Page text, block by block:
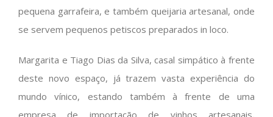
pequena garrafeira, e também queijaria artesanal, onde
se servem pequenos petiscos preparados in loco.
Margarita e Tiago Dias da Silva, casal simpático à frente
deste novo espaço, já trazem vasta experiência do
mundo vínico, estando também à frente de uma